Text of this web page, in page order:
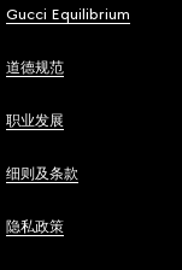
Gucci Equilibrium
道德规范
职业发展
细则及条款
隐私政策